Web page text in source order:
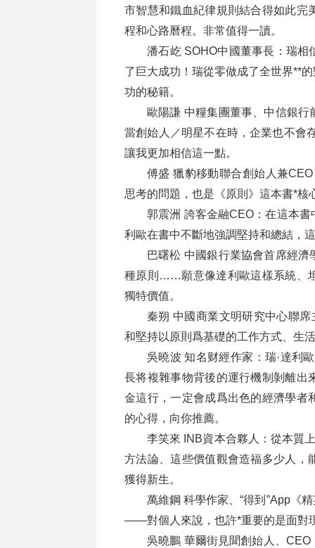
市智慧和鐵血紀律規則結合得如此完
程和心路曆程。非常值得一讀。
潘石屹 SOHO中國董事長：瑞
了巨大成功！瑞從零做成了全世界**
功的秘籍。
歐陽謙 中糧集團董事、中信銀
當創始人／明星不在時，企業也不會
讓我更加相信這一點。
傅盛 獵豹移動聯合創始人兼
思考的問題，也是《原則》這本書*核
郭震洲 誇客金融CEO：在這本
利歐在書中不斷地強調堅持和總結，
巴曙松 中國銀行業協會首席經
種原則……願意像達利歐這樣系統、
獨特價值。
秦朔 中國商業文明研究中心聯
和堅持以原則爲基礎的工作方式、生
吳曉波 知名财經作家：瑞·達利
長将複雜事物背後的運行機制剝離出
金這行，一定會成爲出色的經濟學者
的心得，向你推薦。
李笑來 INB資本合夥人：從本質
方法論、這些價值觀會造福多少人，
獲得新生。
萬維鋼 科學作家、“得到”App《
——對個人來說，也許*重要的是面對
吳曉鵬 華爾街見聞創始人、